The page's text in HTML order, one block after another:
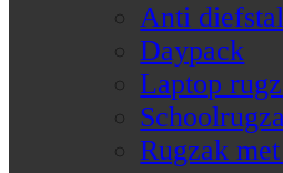
Anti
Daypack
Laptop
Rugzak